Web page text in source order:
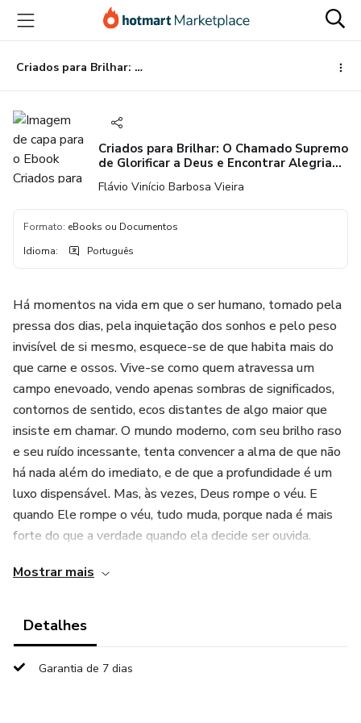
para
conteúdo
principal
para
pagamento
para
rodapé
Criados para Brilhar: O Chamado Supremo de Glorificar a Deus e Encontrar Alegria Nele
Criados para Brilhar: O Chamado Supremo
de Glorificar a Deus e Encontrar Alegria
Nele
Flávio Vinício Barbosa Vieira
Formato: eBooks ou Documentos
Idioma: Português
Há momentos na vida em que o ser humano, tomado pela
pressa dos dias, pela inquietação dos sonhos e pelo peso
invisível de si mesmo, esquece-se de que habita mais do
que carne e ossos. Vive-se como quem atravessa um
campo enevoado, vendo apenas sombras de significados,
contornos de sentido, ecos distantes de algo maior que
insiste em chamar. O mundo moderno, com seu brilho raso
e seu ruído incessante, tenta convencer a alma de que não
há nada além do imediato, e de que a profundidade é um
luxo dispensável. Mas, às vezes, Deus rompe o véu. E
quando Ele rompe o véu, tudo muda, porque nada é mais
forte do que a verdade quando ela decide ser ouvida.
Este livro nasce desse momento: do instante em que o
Palavra que criou o universo ressoa dentro do coração
entre o Céu e a poeira, que a alma percebe que não pode
Mostrar mais
Detalhes
Garantia de 7 dias